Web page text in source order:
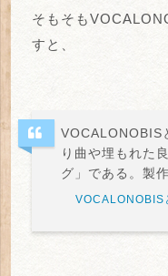
そもそも
すと、
VOCALONOBIS
り曲や埋もれた
グ」である。製
VOCALONOBIS